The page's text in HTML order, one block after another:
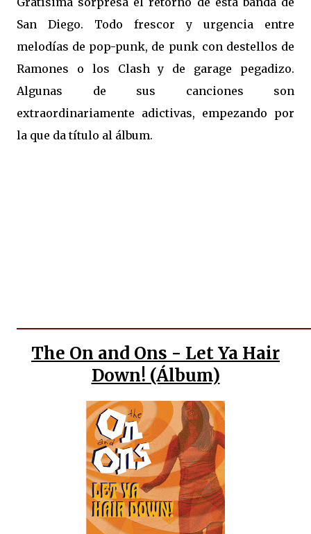
San Diego. Todo frescor y urgencia entre
melodías de pop-punk, de punk con destellos de
Ramones o los Clash y de garage pegadizo.
Algunas de sus canciones son
extraordinariamente adictivas, empezando por
la que da título al álbum.
The On and Ons - Let Ya Hair
Down! (Álbum)